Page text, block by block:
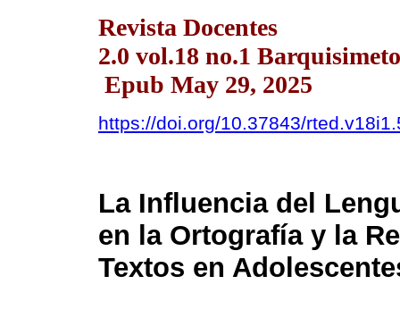
Revista Docentes
2.0 vol.18 no.1
Epub May 29, 2025
https://doi.org/10.37843/
La Influencia del
en la Ortografía y la
Textos en